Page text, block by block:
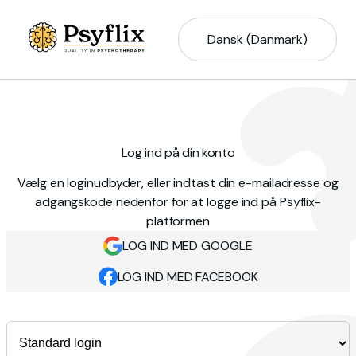
Dansk (Danmark)
Log ind på din konto
Vælg en loginudbyder, eller indtast din e-mailadresse og
adgangskode nedenfor for at logge ind på Psyflix-
platformen
LOG IND MED GOOGLE
LOG IND MED FACEBOOK